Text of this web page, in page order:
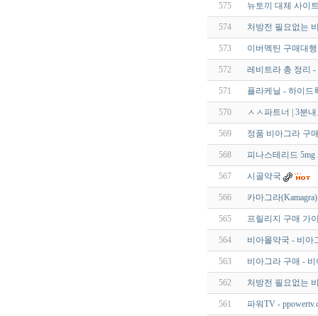
575 뉴토끼 대체 사이
574 처방전 필요없는
573 이버멕틴 구매대
572 레비트라 총 정리
571 플라케닐 - 하이드
570 ㅅㅅ파트너 | 3분
569 정품 비아그라 구
568 피나스테리드
567 시골약국
566 카마그라
565 프릴리지 구매 가
564 비아몰약국 - 비아
563 비아그라 구매 -
562 처방전 필요없는
561 파워TV -